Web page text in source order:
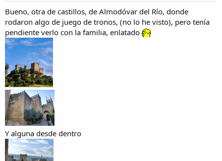
Bueno, otra de castillos, de Almodóvar del Río, donde
rodaron algo de juego de tronos, (no lo he visto), pero tenía
pendiente verlo con la familia, enlatado
Y alguna desde dentro